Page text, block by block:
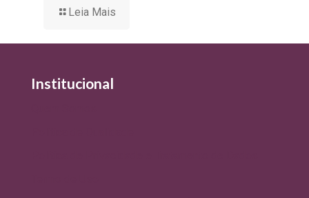
Leia Mais
Institucional